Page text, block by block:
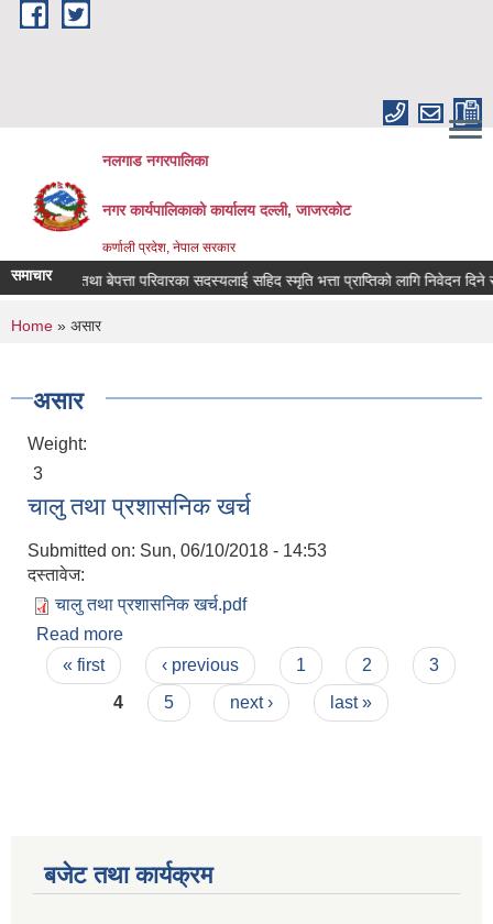
Skip to main content
नलगाड नगरपालिका
नगर कार्यपालिकाको कार्यालय दल्ली, जाजरकाेट
कर्णाली प्रदेश, नेपाल सरकार
समाचार
सहिद तथा बेपत्ता परिवारका सदस्यलाई सहिद स्मृति भत्ता प्राप्तिको लागि निवेदन दिने
You are here
Home » असार
असार
Weight:
3
चालु तथा प्रशासनिक खर्च
Submitted on: Sun, 06/10/2018 - 14:53
दस्तावेज:
चालु तथा प्रशासनिक खर्च.pdf
Read more
Pages
« first ‹ previous 1 2
3
4
5 next › last »
बजेट तथा कार्यक्रम